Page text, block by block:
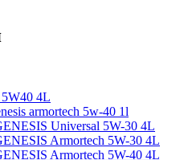
4L
armortech 5w-40 1l
Universal 5W-30 4L
Armortech 5W-30 4L
Armortech 5W-40 4L